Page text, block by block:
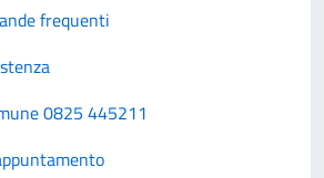
frequenti
0825 445211